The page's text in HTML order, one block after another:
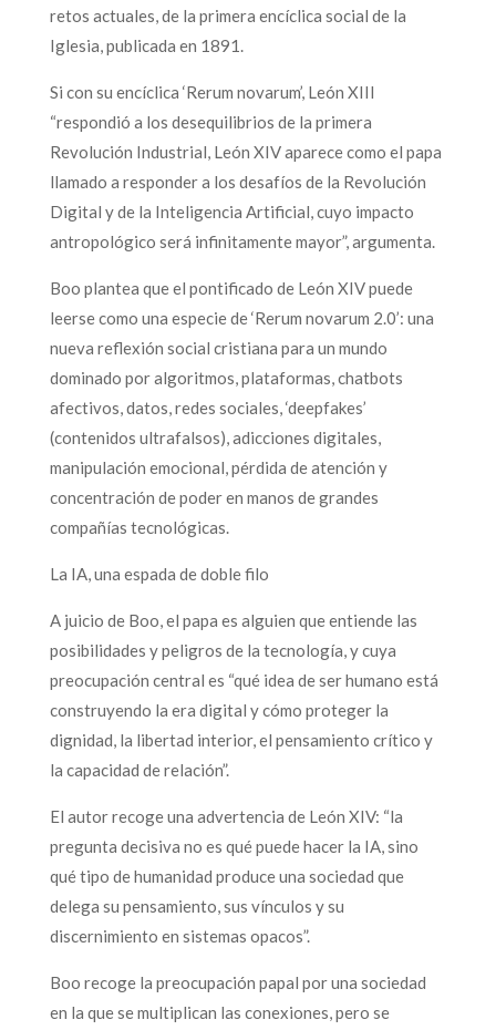
retos actuales, de la primera encíclica social de la
Iglesia, publicada en 1891.
Si con su encíclica ‘Rerum novarum’, León XIII
“respondió a los desequilibrios de la primera
Revolución Industrial, León XIV aparece como el papa
llamado a responder a los desafíos de la Revolución
Digital y de la Inteligencia Artificial, cuyo impacto
antropológico será infinitamente mayor”, argumenta.
Boo plantea que el pontificado de León XIV puede
leerse como una especie de ‘Rerum novarum 2.0’: una
nueva reflexión social cristiana para un mundo
dominado por algoritmos, plataformas, chatbots
afectivos, datos, redes sociales, ‘deepfakes’
(contenidos ultrafalsos), adicciones digitales,
manipulación emocional, pérdida de atención y
concentración de poder en manos de grandes
compañías tecnológicas.
La IA, una espada de doble filo
A juicio de Boo, el papa es alguien que entiende las
posibilidades y peligros de la tecnología, y cuya
preocupación central es “qué idea de ser humano está
construyendo la era digital y cómo proteger la
dignidad, la libertad interior, el pensamiento crítico y
la capacidad de relación”.
El autor recoge una advertencia de León XIV: “la
pregunta decisiva no es qué puede hacer la IA, sino
qué tipo de humanidad produce una sociedad que
delega su pensamiento, sus vínculos y su
discernimiento en sistemas opacos”.
Boo recoge la preocupación papal por una sociedad
en la que se multiplican las conexiones, pero se